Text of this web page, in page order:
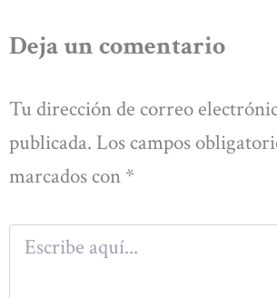
Deja un comentario
Tu dirección de correo
publicada. Los campos
marcados con *
Escribe
aquí...